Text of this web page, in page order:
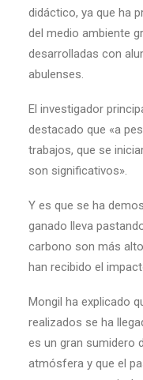
didáctico, ya que ha
del medio ambiente
desarrolladas con
abulenses.
El investigador
destacado que «a
trabajos, que se
son significativos».
Y es que se ha
ganado lleva
carbono son más
han recibido el
Mongil ha explicado
realizados se ha
es un gran sumidero
atmósfera y que el